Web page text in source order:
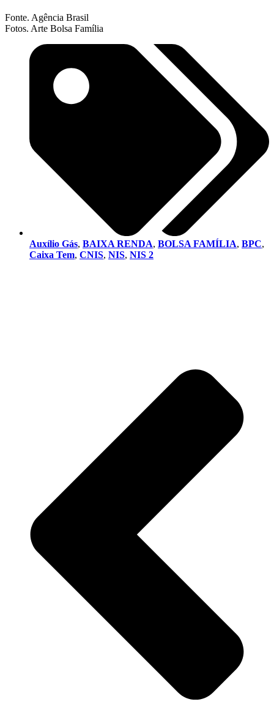
Fonte. Agência Brasil
Fotos. Arte Bolsa Família
Auxílio Gás, BAIXA RENDA, BOLSA FAMÍLIA, BPC,
Caixa Tem, CNIS, NIS, NIS 2